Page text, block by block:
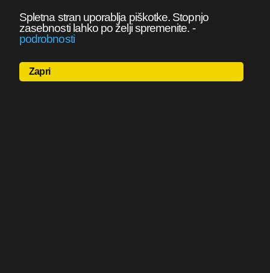
Spletna stran uporablja piškotke. Stopnjo
zasebnosti lahko po želji spremenite. -
podrobnosti
Zapri